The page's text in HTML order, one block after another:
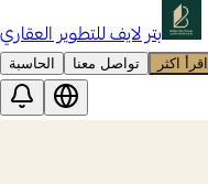
بتر لايف للتطوير العقاري
اقرأ اكثر تواصل معنا الحاسبة